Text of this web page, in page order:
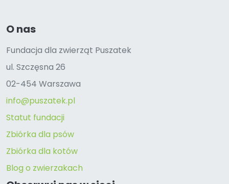
O nas
Fundacja dla zwierząt Puszatek
ul. Szczęsna 26
02-454 Warszawa
info@puszatek.pl
Statut fundacji
Zbiórka dla psów
Zbiórka dla kotów
Blog o zwierzakach